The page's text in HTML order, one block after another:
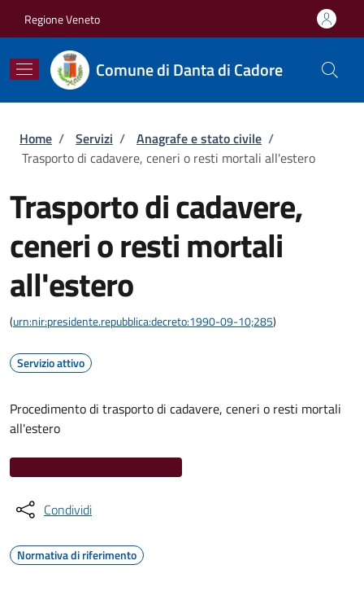
Regione Veneto
Comune di Danta di Cadore
Briciole di pane
Home / Servizi / Anagrafe e stato civile /
Trasporto di cadavere, ceneri o resti mortali all'estero
Trasporto di cadavere,
ceneri o resti mortali
all'estero
(urn:nir:presidente.repubblica:decreto:1990-09-10;285)
Servizio attivo
Procedimento di trasporto di cadavere, ceneri o resti mortali
all'estero
Condividi
Normativa di riferimento